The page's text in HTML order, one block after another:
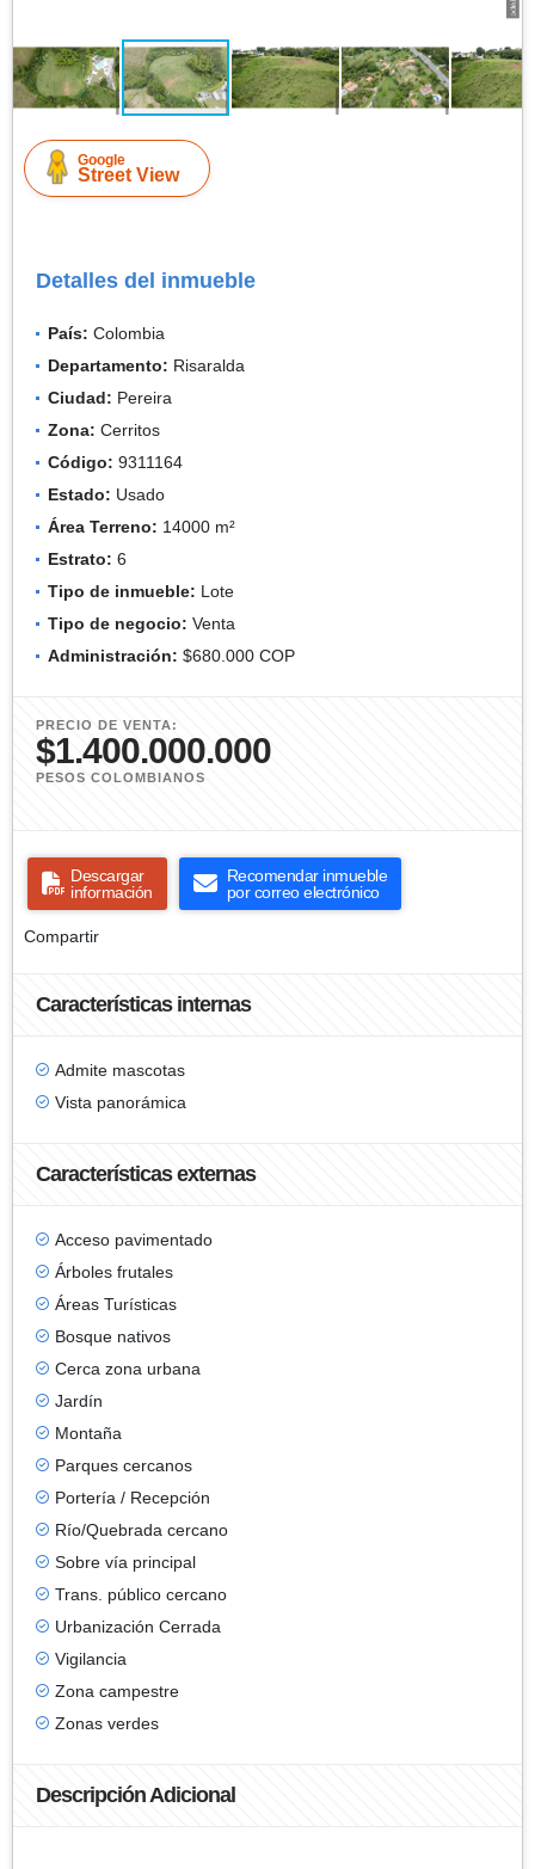
Google
Street View
Detalles del inmueble
País: Colombia
Departamento: Risaralda
Ciudad: Pereira
Zona: Cerritos
Código: 9311164
Estado: Usado
Área Terreno: 14000 m²
Estrato: 6
Tipo de inmueble: Lote
Tipo de negocio: Venta
Administración: $680.000 COP
PRECIO DE VENTA:
$1.400.000.000
PESOS COLOMBIANOS
Descargar
información
Recomendar inmueble
por correo electrónico
Compartir
Características internas
Admite mascotas
Vista panorámica
Características externas
Acceso pavimentado
Árboles frutales
Áreas Turísticas
Bosque nativos
Cerca zona urbana
Jardín
Montaña
Parques cercanos
Portería / Recepción
Río/Quebrada cercano
Sobre vía principal
Trans. público cercano
Urbanización Cerrada
Vigilancia
Zona campestre
Zonas verdes
Descripción Adicional